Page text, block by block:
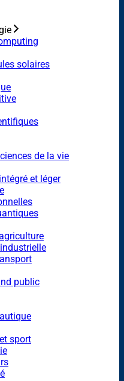
solaires
de la vie
et léger
public
sport